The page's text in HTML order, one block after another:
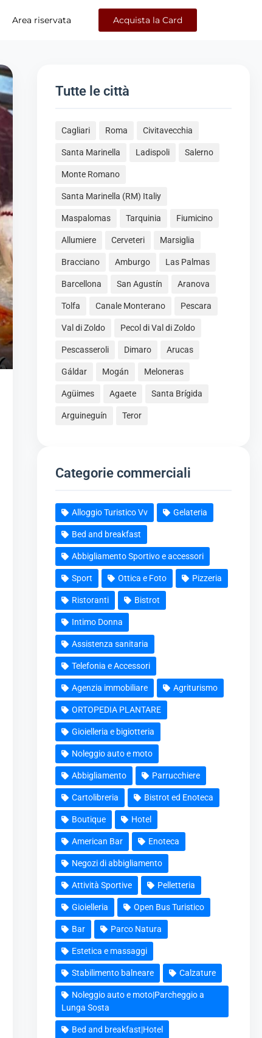
Area riservata Acquista la Card
Tutte le città
Cagliari Roma Civitavecchia
Santa Marinella Ladispoli Salerno
Monte Romano
Santa Marinella (RM) Italiy
Maspalomas Tarquinia Fiumicino
Allumiere Cerveteri Marsiglia
Bracciano Amburgo Las Palmas
Barcellona San Agustín Aranova
Tolfa Canale Monterano Pescara
Val di Zoldo Pecol di Val di Zoldo
Pescasseroli Dimaro Arucas
Gáldar Mogán Meloneras
Agüimes Agaete Santa Brígida
Arguineguín Teror
Categorie commerciali
Alloggio Turistico Vv Gelateria
Bed and breakfast
Abbigliamento Sportivo e accessori
Sport Ottica e Foto Pizzeria
Ristoranti Bistrot
Intimo Donna
Assistenza sanitaria
Telefonia e Accessori
Agenzia immobiliare Agriturismo
ORTOPEDIA PLANTARE
Gioielleria e bigiotteria
Noleggio auto e moto
Abbigliamento Parrucchiere
Cartolibreria Bistrot ed Enoteca
Boutique Hotel
American Bar Enoteca
Negozi di abbigliamento
Attività Sportive Pelletteria
Gioielleria Open Bus Turistico
Bar Parco Natura
Estetica e massaggi
Stabilimento balneare Calzature
Noleggio auto e moto|Parcheggio a
Lunga Sosta
Bed and breakfast|Hotel